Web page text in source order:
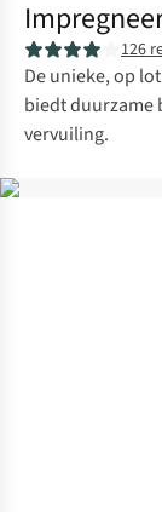
126
De unieke, op
biedt duurzame
vervuiling.